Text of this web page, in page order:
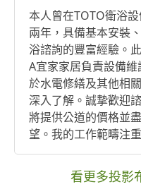
本人曾在TOTO衛浴
兩年，具備基本安裝
浴諮詢的豐富經驗。
A宜家家居負責設備
於水電修繕及其他相
深入了解。誠摯歡迎
將提供公道的價格並
望。我的工作範疇注
而不是追求速度。希
務，謝謝。 在傢俱方面，我擁有IKEA
和掏寶家具組裝的豐
看更多投影